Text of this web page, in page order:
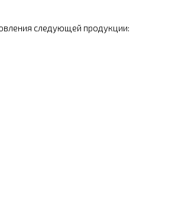
следующей продукции: